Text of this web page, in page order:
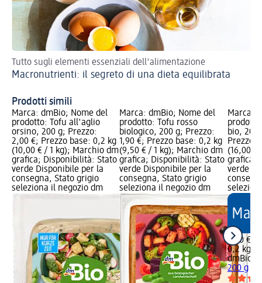
Tutto sugli elementi essenziali dell'alimentazione
Macronutrienti: il segreto di una dieta equilibrata
Prodotti simili
Marca: dmBio; Nome del
prodotto: Tofu all'aglio
orsino, 200 g; Prezzo:
2,00 €; Prezzo base: 0,2 kg
(10,00 € / 1 kg); Marchio dm
grafica; Disponibilità: Stato
verde Disponibile per la
consegna, Stato grigio
seleziona il negozio dm
Marca: dmBio; Nome del
prodotto: Tofu rosso
biologico, 200 g; Prezzo:
1,90 €; Prezzo base: 0,2 kg
(9,50 € / 1 kg); Marchio dm
grafica; Disponibilità: Stato
verde Disponibile per la
consegna, Stato grigio
seleziona il negozio dm
Marca:
bio, 200
Prezzo
(16,00 €
grafica;
verde
3,20 €
0,2 kg
dmBio
200 g